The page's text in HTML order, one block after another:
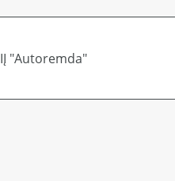
IĮ "Autoremda"